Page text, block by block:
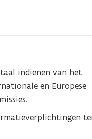
indienen van het
en Europese